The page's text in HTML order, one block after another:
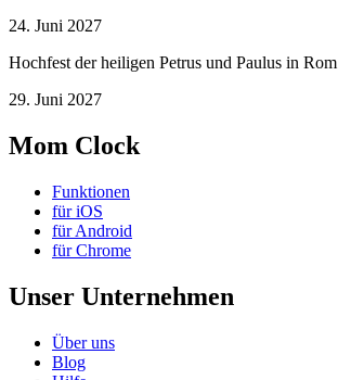
24. Juni 2027
Hochfest der heiligen Petrus und Paulus in Rom
29. Juni 2027
Mom Clock
Funktionen
für iOS
für Android
für Chrome
Unser Unternehmen
Über uns
Blog